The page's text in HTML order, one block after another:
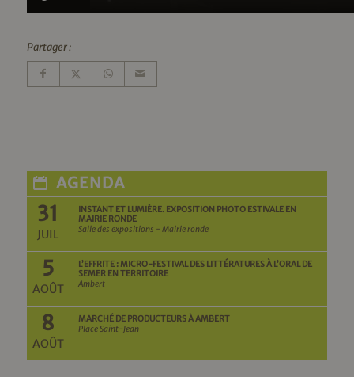
Partager :
AGENDA
31
JUIL
INSTANT ET LUMIÈRE. EXPOSITION PHOTO ESTIVALE EN
MAIRIE RONDE
Salle des expositions - Mairie ronde
5
AOÛT
L’EFFRITE : MICRO-FESTIVAL DES LITTÉRATURES À L’ORAL DE
SEMER EN TERRITOIRE
Ambert
8
AOÛT
MARCHÉ DE PRODUCTEURS À AMBERT
Place Saint-Jean